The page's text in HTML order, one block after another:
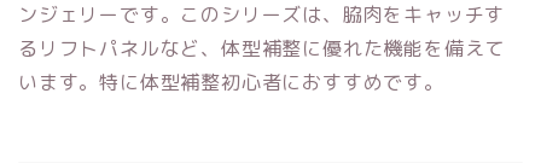
ンジェリーです。このシリーズは、脇肉をキャッチす
るリフトパネルなど、体型補整に優れた機能を備えて
います。特に体型補整初心者におすすめです。